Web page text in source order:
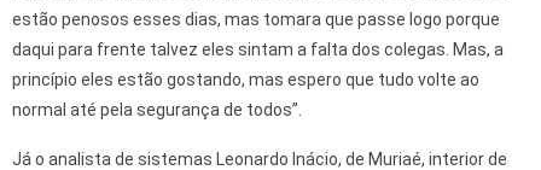
estão penosos esses dias, mas tomara que passe logo porque
daqui para frente talvez eles sintam a falta dos colegas. Mas, a
princípio eles estão gostando, mas espero que tudo volte ao
normal até pela segurança de todos”.
Já o analista de sistemas Leonardo Inácio, de Muriaé, interior de